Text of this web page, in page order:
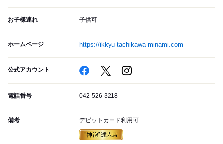
お子様連れ 子供可
ホームページ https://ikkyu-tachikawa-minami.com
公式アカウント
電話番号 042-526-3218
備考 デビットカード利用可